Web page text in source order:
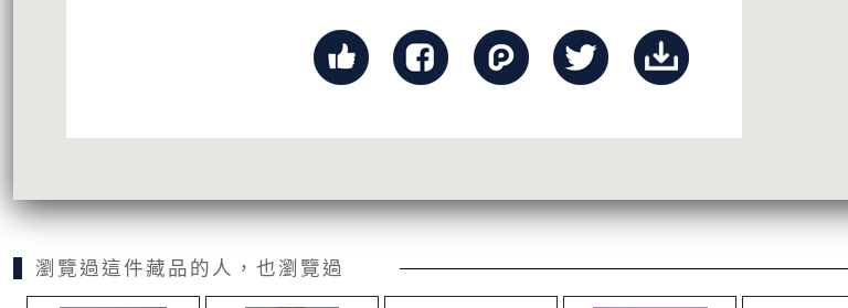
瀏覽過這件藏品的人，也瀏覽過